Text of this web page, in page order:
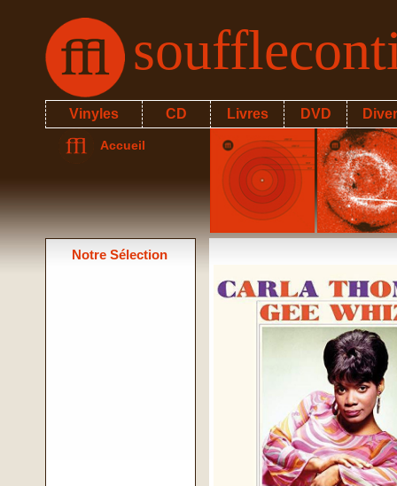
Vinyles CD Livres DVD
Accueil
Notre Sélection